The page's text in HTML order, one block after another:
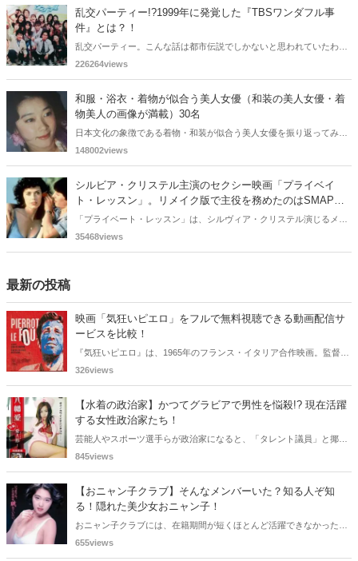
乱交パーティー!?1999年に発覚した『TBSワンダフル事
件』とは？！
乱交パーティー。こんな話は都市伝説でしかないと思われていたわけ
ですが、1999年写真週刊誌『FLASH』に掲載されたスクープ記事であ
226264views
和服・浴衣・着物が似合う美人女優（和装の美人女優・着
物美人の画像が満載）30名
日本文化の象徴である着物・和装が似合う美人女優を振り返ってみま
しょう。戦前戦後の懐かしい昭和女優から現在人気のトップ女優まで
148002views
シルビア・クリステル主演のセクシー映画「プライベイ
ト・レッスン」。リメイク版で主役を務めたのはSMAPの
あの人！
「プライベート・レッスン」は、シルヴィア・クリステル演じるメイ
ドが15歳の少年に“性の個人レッスン”を施すという「お色気青春コメ
35468views
最新の投稿
映画「気狂いピエロ」をフルで無料視聴できる動画配信サ
ービスを比較！
『気狂いピエロ』は、1965年のフランス・イタリア合作映画。監督は
ジャン＝リュック・ゴダール。アンナ・カリーナ、ジャン＝ポール・
をご紹介します。
326views
【水着の政治家】かつてグラビアで男性を悩殺!? 現在活躍
する女性政治家たち！
芸能人やスポーツ選手らが政治家になると、「タレント議員」と揶揄
されることがありますが、同時に、"タレントとしての活躍" が再注目
わどいショットで多くの男性を魅了した女性も!? 今回は、そんなグラ
ビアで活躍した女性政治家6名をご紹介します。
845views
【おニャン子クラブ】そんなメンバーいた？知る人ぞ知
る！隠れた美少女おニャン子！
おニャン子クラブには、在籍期間が短くほとんど活躍できなかったも
のの、知る人ぞ知る "美少女おニャン子" がいました。それも、強制的
655views